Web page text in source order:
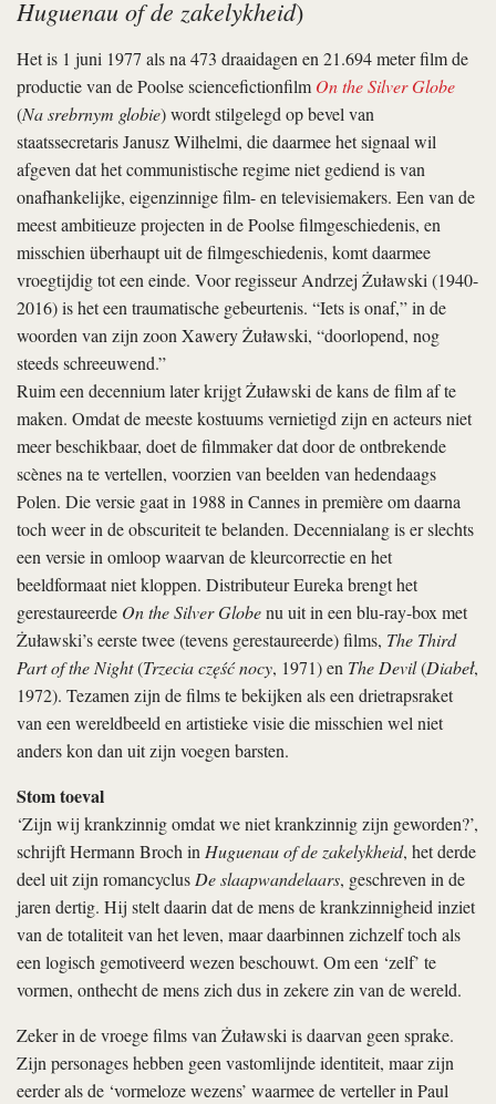
Huguenau of de zakelykheid)
Het is 1 juni 1977 als na 473 draaidagen en 21.694 meter film de
productie van de Poolse sciencefictionfilm On the Silver Globe
(Na srebrnym globie) wordt stilgelegd op bevel van
staatssecretaris Janusz Wilhelmi, die daarmee het signaal wil
afgeven dat het communistische regime niet gediend is van
onafhankelijke, eigenzinnige film- en televisiemakers. Een van de
meest ambitieuze projecten in de Poolse filmgeschiedenis, en
misschien überhaupt uit de filmgeschiedenis, komt daarmee
vroegtijdig tot een einde. Voor regisseur Andrzej Żuławski (1940-
2016) is het een traumatische gebeurtenis. “Iets is onaf,” in de
woorden van zijn zoon Xawery Żuławski, “doorlopend, nog
steeds schreeuwend.”
Ruim een decennium later krijgt Żuławski de kans de film af te
maken. Omdat de meeste kostuums vernietigd zijn en acteurs niet
meer beschikbaar, doet de filmmaker dat door de ontbrekende
scènes na te vertellen, voorzien van beelden van hedendaags
Polen. Die versie gaat in 1988 in Cannes in première om daarna
toch weer in de obscuriteit te belanden. Decennialang is er slechts
een versie in omloop waarvan de kleurcorrectie en het
beeldformaat niet kloppen. Distributeur Eureka brengt het
gerestaureerde On the Silver Globenu uit in een blu-ray-box met
Żuławski’s eerste twee (tevens gerestaureerde) films, The Third
Part of the Night(Trzecia część nocy, 1971) en The Devil(Diabeł,
1972). Tezamen zijn de films te bekijken als een drietrapsraket
van een wereldbeeld en artistieke visie die misschien wel niet
anders kon dan uit zijn voegen barsten.
Stom toeval
‘Zijn wij krankzinnig omdat we niet krankzinnig zijn geworden?’,
schrijft Hermann Broch inHuguenau of de zakelykheid, het derde
deel uit zijn romancyclusDe slaapwandelaars, geschreven in de
jaren dertig. Hij stelt daarin dat de mens de krankzinnigheid inziet
van de totaliteit van het leven, maar daarbinnen zichzelf toch als
een logisch gemotiveerd wezen beschouwt. Om een ‘zelf’ te
vormen, onthecht de mens zich dus in zekere zin van de wereld.
Zeker in de vroege films van Żuławski is daarvan geen sprake.
Zijn personages hebben geen vastomlijnde identiteit, maar zijn
eerder als de ‘vormeloze wezens’ waarmee de verteller in Paul